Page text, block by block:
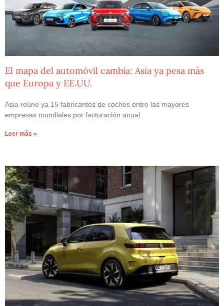
El mapa del automóvil cambia: Asia ya pesa más
que Europa y EE.UU.
Asia reúne ya 15 fabricantes de coches entre las mayores
empresas mundiales por facturación anual.
Leer más »